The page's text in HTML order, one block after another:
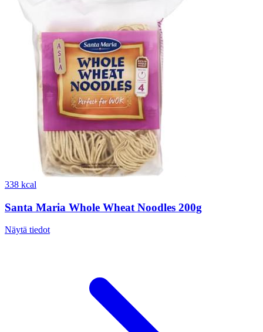
338 kcal
Santa Maria Whole Wheat Noodles 200g
Näytä tiedot